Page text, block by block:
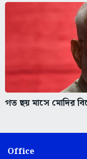
গত ছয় মাসে মোদির
Office